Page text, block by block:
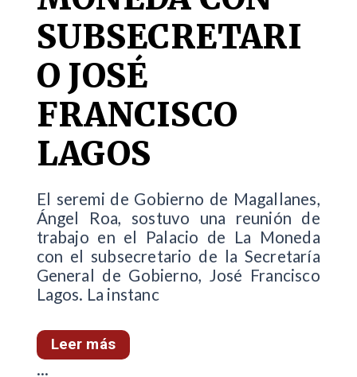
SUBSECRETARI
O JOSÉ
FRANCISCO
LAGOS
El seremi de Gobierno de Magallanes,
Ángel Roa, sostuvo una reunión de
trabajo en el Palacio de La Moneda
con el subsecretario de la Secretaría
General de Gobierno, José Francisco
Lagos. La instanc
Leer más
...